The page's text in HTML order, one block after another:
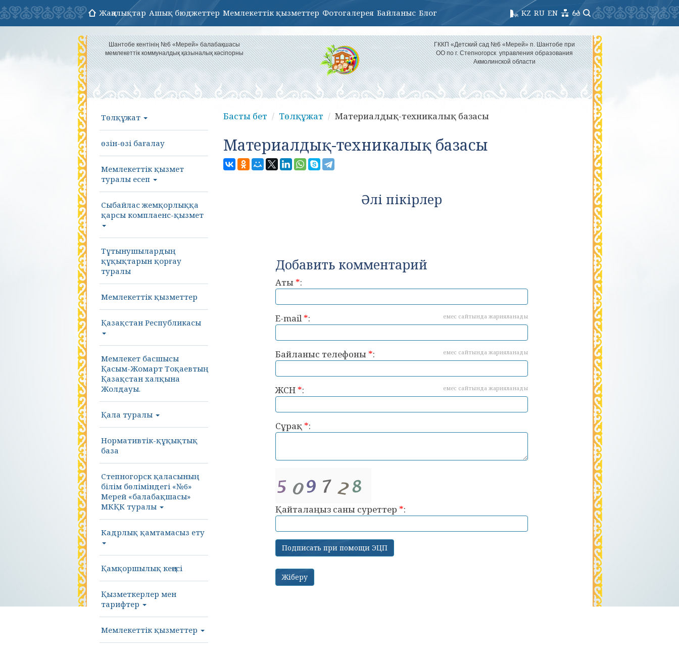
Жаңалықтар Ашық бюджеттер Мемлекеттік қызметтер Фотогалерея Байланыс Блог EN
RU
KZ
Шантобе кентінің №6 «Мерей» балабақшасы
мемлекеттік коммуналдық қазыналық кәсіпорны
ГККП «Детский сад №6 «Мерей» п. Шантобе при
ОО по г. Степногорск управления образования
Акмолинской области
Төлқұжат
өзін-өзі бағалау
Мемлекеттік қызмет
туралы есеп
Сыбайлас жемқорлыққа
қарсы комплаенс-қызмет
Тұтынушылардың
құқықтарын қорғау
туралы
Мемлекеттік қызметтер
Қазақстан Республикасы
Мемлекет басшысы
Қасым-Жомарт Тоқаевтың
Қазақстан халқына
Жолдауы.
Қала туралы
Нормативтік-құқықтық
база
Степногорск қаласының
білім бөліміндегі «№6»
Мерей «балабақшасы»
МКҚК туралы
Кадрлық қамтамасыз ету
Қамқоршылық кеңесі
Қызметкерлер мен
тарифтер
Мемлекеттік қызметтер
Басты бет Төлқұжат Материалдық-техникалық базасы
Материалдық-техникалық базасы
Әлі пікірлер
Добавить комментарий
Аты *:
E-mail*: емес сайтында жарияланады
Байланыс телефоны *: емес сайтында жарияланады
ЖСН *: емес сайтында жарияланады
Сұрақ *:
Қайталаңыз саны суреттер *: